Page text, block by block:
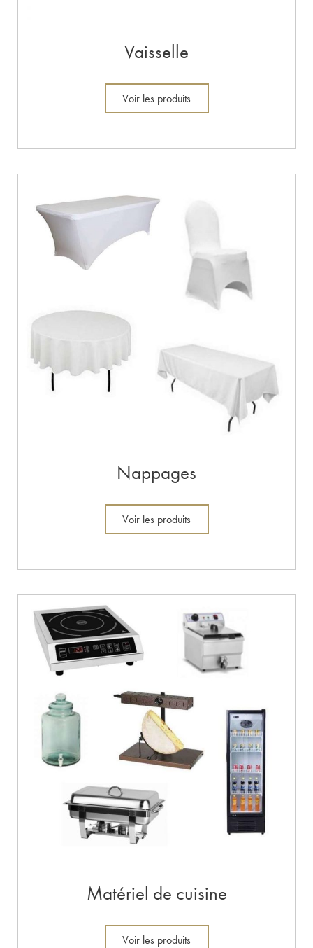
Vaisselle
Voir les produits
Nappages
Voir les produits
Matériel de cuisine
Voir les produits